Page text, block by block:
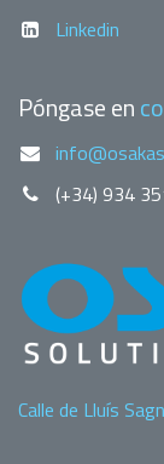
Linkedin
Póngase en
(+34) 934
Calle de Lluís